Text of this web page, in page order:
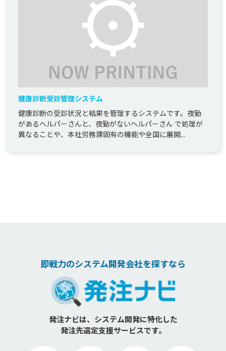
健康診断受診管理システム
健康診断の受診状況と結果を管理するシステムです。夜勤
があるヘルパーさんと、夜勤がないヘルパーさん で処理が
異なることや、本社労務課固有の機能や全国に展開...
即戦力のシステム開発会社を探すなら
発注ナビは、システム開発に特化した
発注先選定支援サービスです。